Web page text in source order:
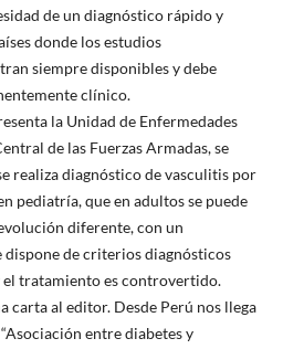
de un diagnóstico rápido y
donde los estudios
siempre disponibles y debe
clínico.
la Unidad de Enfermedades
de las Fuerzas Armadas, se
realiza diagnóstico de vasculitis por
pediatría, que en adultos se puede
diferente, con un
dispone de criterios diagnósticos
el tratamiento es controvertido.
carta al editor. Desde Perú nos llega
entre diabetes y